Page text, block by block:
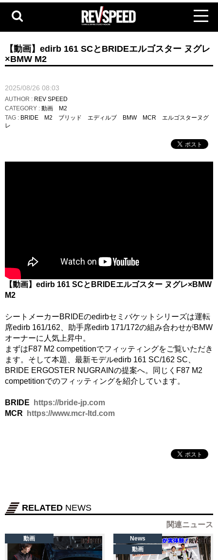
【動画】edirb 161 SCとBRIDEエルゴスター ヌグレ
×BMW M2
2025/08/26 08:03
AUTHOR : REV SPEED
CATEGORY : 動画
M2
TAG : BRIDE M2 ブリッド エディルブ BMW MCR
エルゴスターヌグ
レ
【動画】edirb 161 SCとBRIDEエルゴスター ヌグレ×BMW
M2
シートメーカーBRIDEのedirbセミバケットシリーズは運転
席edirb 161/162、助手席edirb 171/172の組み合わせがBMW
オーナーに人気上昇中。
まずはF87 M2 competitionでフィッティングをご覧いただき
ます。そして本題、最新モデルedirb 161 SC/162 SC、
BRIDE ERGOSTER NUGRAINの提案へ。同じくF87 M2
competitionでのフィッティングを紹介しています。
BRIDE
https://bride-jp.com
MCR
https://www.mcr-ltd.com
RELATED NEWS
関連ニュース
動画
News
動画